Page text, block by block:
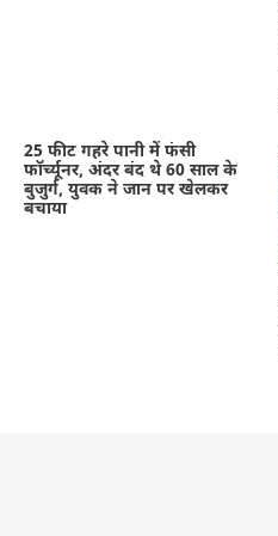
25 फीट गहरे पानी में फंसी
फॉर्च्यूनर, अंदर बंद थे 60 साल के
बुजुर्ग, युवक ने जान पर खेलकर
बचाया